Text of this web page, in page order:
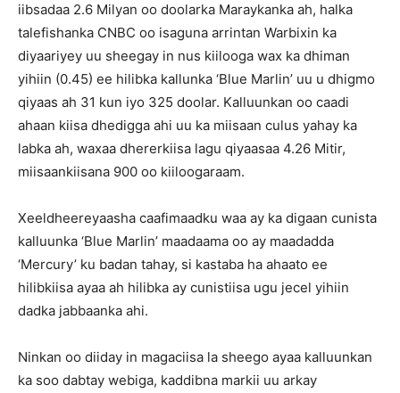
iibsadaa 2.6 Milyan oo doolarka Maraykanka ah, halka
talefishanka CNBC oo isaguna arrintan Warbixin ka
diyaariyey uu sheegay in nus kiilooga wax ka dhiman
yihiin (0.45) ee hilibka kallunka ‘Blue Marlin’ uu u dhigmo
qiyaas ah 31 kun iyo 325 doolar. Kalluunkan oo caadi
ahaan kiisa dhedigga ahi uu ka miisaan culus yahay ka
labka ah, waxaa dhererkiisa lagu qiyaasaa 4.26 Mitir,
miisaankiisana 900 oo kiiloogaraam.
Xeeldheereyaasha caafimaadku waa ay ka digaan cunista
kalluunka ‘Blue Marlin’ maadaama oo ay maadadda
‘Mercury’ ku badan tahay, si kastaba ha ahaato ee
hilibkiisa ayaa ah hilibka ay cunistiisa ugu jecel yihiin
dadka jabbaanka ahi.
Ninkan oo diiday in magaciisa la sheego ayaa kalluunkan
ka soo dabtay webiga, kaddibna markii uu arkay